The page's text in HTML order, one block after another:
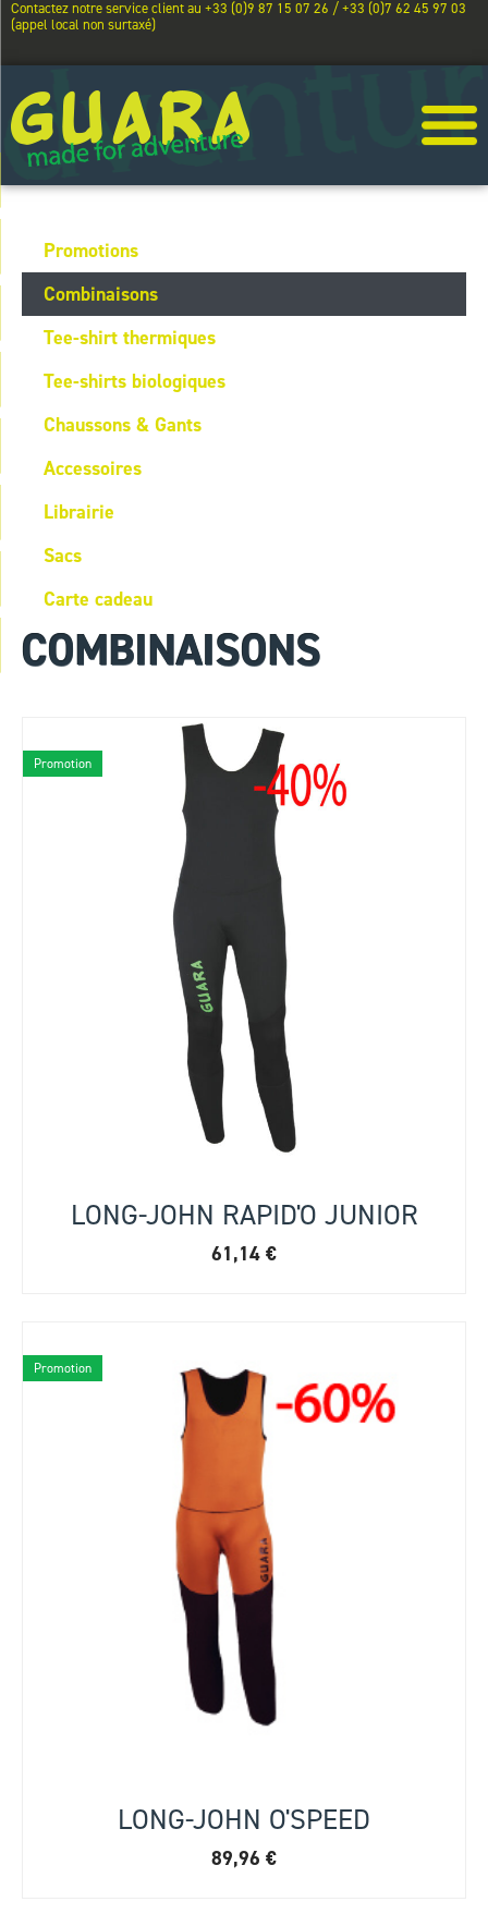
Contactez notre service client au +33 (0)9 87 15 07 26 / +33 (0)7 62 45 97 03
(appel local non surtaxé)
Promotions
Combinaisons
Tee-shirt thermiques
Tee-shirts biologiques
Chaussons & Gants
Accessoires
Librairie
Sacs
Carte cadeau
COMBINAISONS
Promotion
LONG-JOHN RAPID'O JUNIOR
61,14 €
Promotion
LONG-JOHN O'SPEED
89,96 €